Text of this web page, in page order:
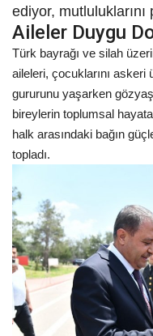
ediyor, mutluluklarını
Aileler Duygu
Türk bayrağı ve silah
aileleri, çocuklarını askeri
gururunu yaşarken
bireylerin toplumsal
halk arasındaki bağın
topladı.